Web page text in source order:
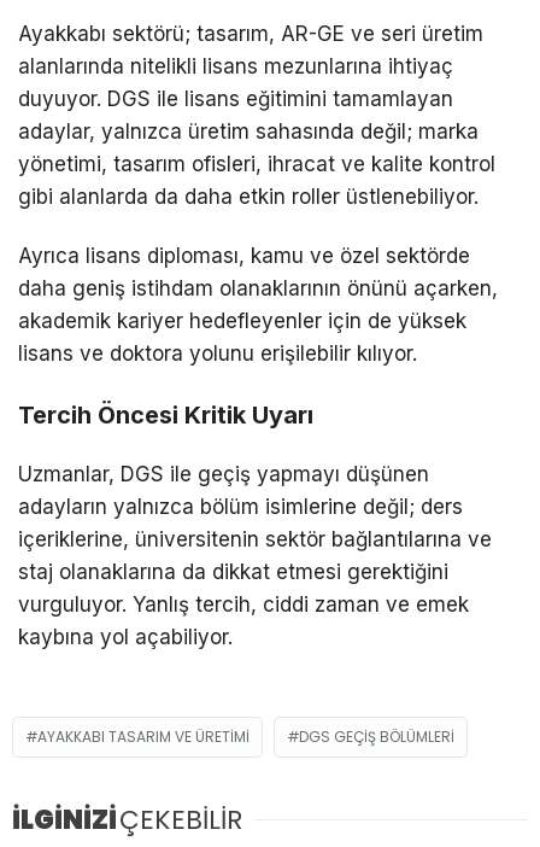
Ayakkabı sektörü; tasarım, AR-GE ve seri üretim
alanlarında nitelikli lisans mezunlarına ihtiyaç
duyuyor. DGS ile lisans eğitimini tamamlayan
adaylar, yalnızca üretim sahasında değil; marka
yönetimi, tasarım ofisleri, ihracat ve kalite kontrol
gibi alanlarda da daha etkin roller üstlenebiliyor.
Ayrıca lisans diploması, kamu ve özel sektörde
daha geniş istihdam olanaklarının önünü açarken,
akademik kariyer hedefleyenler için de yüksek
lisans ve doktora yolunu erişilebilir kılıyor.
Tercih Öncesi Kritik Uyarı
Uzmanlar, DGS ile geçiş yapmayı düşünen
adayların yalnızca bölüm isimlerine değil; ders
içeriklerine, üniversitenin sektör bağlantılarına ve
staj olanaklarına da dikkat etmesi gerektiğini
vurguluyor. Yanlış tercih, ciddi zaman ve emek
kaybına yol açabiliyor.
AYAKKABI TASARIM VE ÜRETIMI DGS GEÇIŞ BÖLÜMLERI
İLGİNİZİÇEKEBİLİR